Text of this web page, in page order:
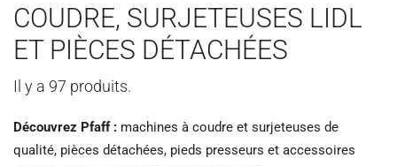
COUDRE, SURJETEUSES LIDL
ET PIÈCES DÉTACHÉES
Il y a 97 produits.
Découvrez Pfaff : machines à coudre et surjeteuses de
qualité, pièces détachées, pieds presseurs et accessoires